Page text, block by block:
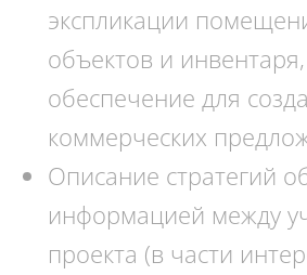
экспликации
объектов и
обеспечение для
коммерческих
Описание стратегий
информацией между
проекта (в части